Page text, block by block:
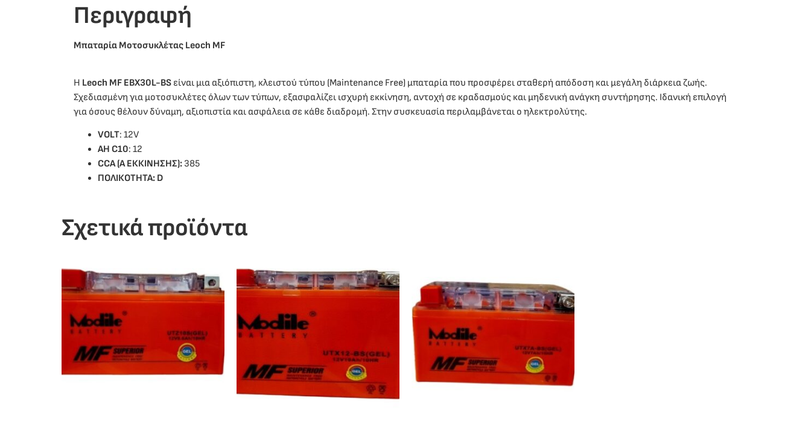
Περιγραφή
Μπαταρία Μοτοσυκλέτας Leoch MF
Η Leoch MF EBX30L-BS είναι μια αξιόπιστη, κλειστού τύπου (Maintenance Free) μπαταρία που προσφέρει σταθερή απόδοση και μεγάλη διάρκεια ζωής.
Σχεδιασμένη για μοτοσυκλέτες όλων των τύπων, εξασφαλίζει ισχυρή εκκίνηση, αντοχή σε κραδασμούς και μηδενική ανάγκη συντήρησης. Ιδανική επιλογή
για όσους θέλουν δύναμη, αξιοπιστία και ασφάλεια σε κάθε διαδρομή. Στην συσκευασία περιλαμβάνεται ο ηλεκτρολύτης.
VOLT: 12V
ΑΗ C10: 12
CCA (Α ΕΚΚΙΝΗΣΗΣ): 385
ΠΟΛΙΚΟΤΗΤΑ: D
Σχετικά προϊόντα